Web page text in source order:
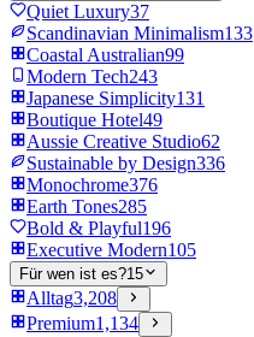
Quiet Luxury37
Scandinavian Minimalism133
Coastal Australian99
Modern Tech243
Japanese Simplicity131
Boutique Hotel49
Aussie Creative Studio62
Sustainable by Design336
Monochrome376
Earth Tones285
Bold & Playful196
Executive Modern105
Für wen ist es?15
Alltag3,208
Premium1,134